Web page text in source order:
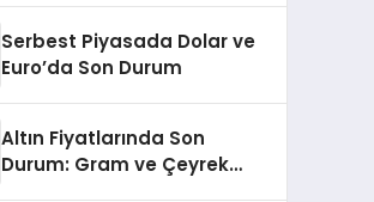
Serbest Piyasada Dolar ve
Euro’da Son Durum
Altın Fiyatlarında Son
Durum: Gram ve Çeyrek